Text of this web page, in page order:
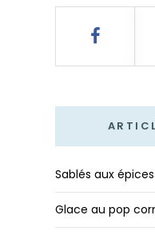
Sablés aux
Glace au pop